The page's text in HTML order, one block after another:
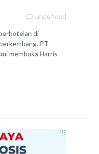
undefined
di
PT
membuka Harris